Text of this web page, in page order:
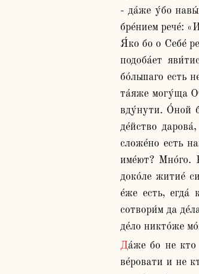
- да́же у́бо
бре́нием рече́:
Я́ко бо о Себе́
подоба́ет
бо́льшаго есть
та́яже могу́ща
вду́нути. О́ной
де́йство
сложе́но есть
име́ют? Мно́го.
доко́ле житие́
е́же есть, егда́
сотвори́м да
де́ло никто́же
Да́же бо не кто рече́т, я́ко тщесла́вяся сие́ твори́т, показу́ет, я́ко щадя́ их вся де́лает: зде то́кмо власть име́ющых
ве́ровати и не